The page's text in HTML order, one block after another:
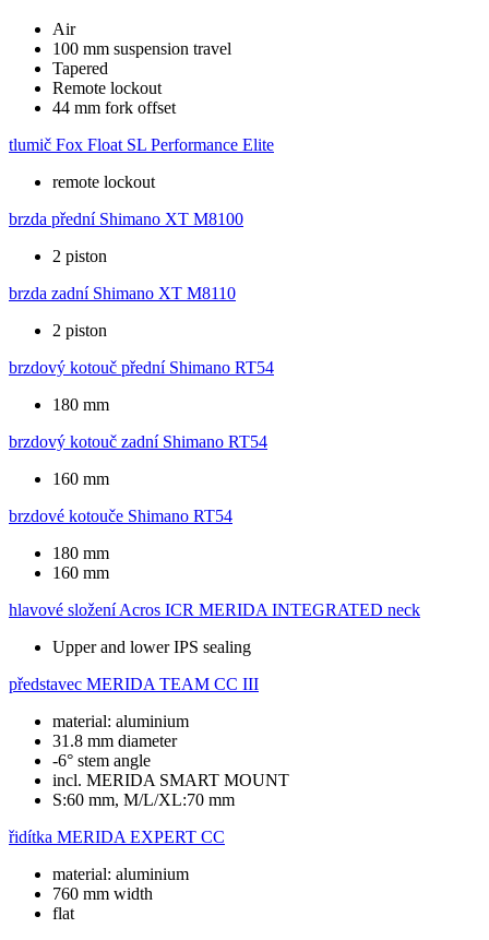
Air
100 mm suspension travel
Tapered
Remote lockout
44 mm fork offset
tlumič Fox Float SL Performance Elite
remote lockout
brzda přední Shimano XT M8100
2 piston
brzda zadní Shimano XT M8110
2 piston
brzdový kotouč přední Shimano RT54
180 mm
brzdový kotouč zadní Shimano RT54
160 mm
brzdové kotouče Shimano RT54
180 mm
160 mm
hlavové složení Acros ICR MERIDA INTEGRATED neck
Upper and lower IPS sealing
představec MERIDA TEAM CC III
material: aluminium
31.8 mm diameter
-6° stem angle
incl. MERIDA SMART MOUNT
S:60 mm, M/L/XL:70 mm
řidítka MERIDA EXPERT CC
material: aluminium
760 mm width
flat